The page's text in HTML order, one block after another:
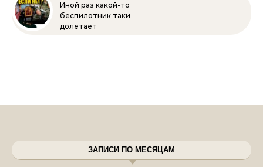
Иной раз какой-то
беспилотник таки
долетает
ЗАПИСИ ПО МЕСЯЦАМ